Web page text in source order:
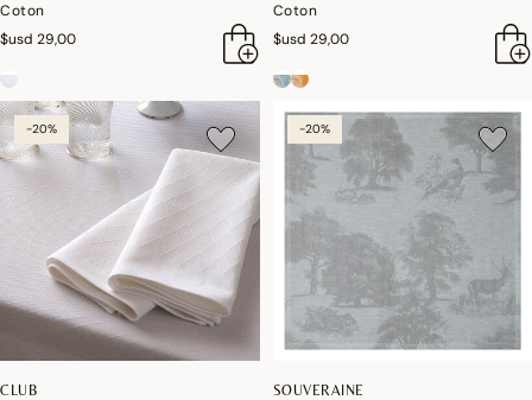
Coton
$usd 29,00
Coton
$usd 29,00
-20%
CLUB
-20%
SOUVERAINE